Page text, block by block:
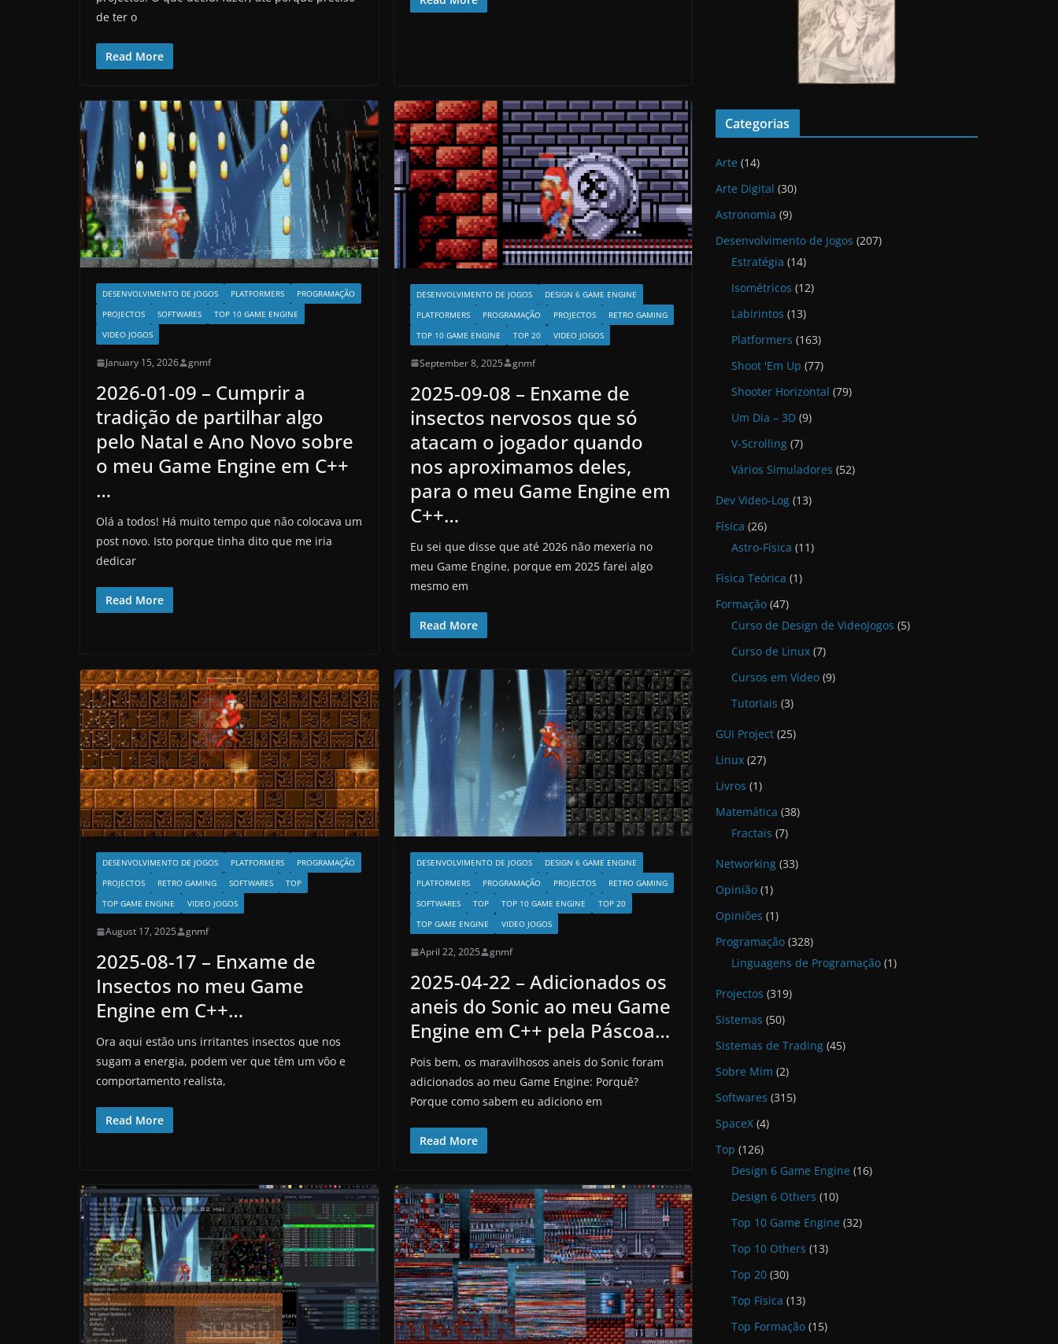
de ter o
Read More
DESENVOLVIMENTO DE JOGOS PLATFORMERS
PROGRAMAÇÃO
PROJECTOS
SOFTWARES
TOP 10 GAME ENGINE
VIDEO JOGOS
January 15, 2026 gnmf
2026-01-09 – Cumprir a
tradição de partilhar algo
pelo Natal e Ano Novo sobre
o meu Game Engine em C++
…
Olá a todos! Há muito tempo que não colocava um
post novo. Isto porque tinha dito que me iria
dedicar
Read More
DESENVOLVIMENTO DE JOGOS
DESIGN 6 GAME ENGINE
PLATFORMERS
PROGRAMAÇÃO PROJECTOS
RETRO GAMING
TOP 10 GAME ENGINE
TOP 20 VIDEO JOGOS
September 8, 2025 gnmf
2025-09-08 – Enxame de
insectos nervosos que só
atacam o jogador quando
nos aproximamos deles,
para o meu Game Engine em
C++…
Eu sei que disse que até 2026 não mexeria no
meu Game Engine, porque em 2025 farei algo
mesmo em
Read More
DESENVOLVIMENTO DE JOGOS PLATFORMERS
PROGRAMAÇÃO
PROJECTOS
RETRO GAMING SOFTWARES
TOP
TOP GAME ENGINE
VIDEO JOGOS
August 17, 2025 gnmf
2025-08-17 – Enxame de
Insectos no meu Game
Engine em C++…
Ora aqui estão uns irritantes insectos que nos
sugam a energia, podem ver que têm um vôo e
comportamento realista,
Read More
DESENVOLVIMENTO DE JOGOS
DESIGN 6 GAME ENGINE
PLATFORMERS
PROGRAMAÇÃO PROJECTOS
RETRO GAMING
SOFTWARES
TOP TOP 10 GAME ENGINE
TOP 20
TOP GAME ENGINE
VIDEO JOGOS
April 22, 2025 gnmf
2025-04-22 – Adicionados os
aneis do Sonic ao meu Game
Engine em C++ pela Páscoa…
Pois bem, os maravilhosos aneis do Sonic foram
adicionados ao meu Game Engine: Porquê?
Porque como sabem eu adiciono em
Read More
Categorias
Arte (14)
Arte Digital (30)
Astronomia (9)
Desenvolvimento de Jogos (207)
Estratégia (14)
Isométricos (12)
Labirintos (13)
Platformers (163)
Shoot 'Em Up (77)
Shooter Horizontal (79)
Um Dia – 3D (9)
V-Scrolling (7)
Vários Simuladores (52)
Dev Video-Log (13)
Física (26)
Astro-Física (11)
Física Teórica (1)
Formação (47)
Curso de Design de VideoJogos (5)
Curso de Linux (7)
Cursos em Vídeo (9)
Tutoriais (3)
GUI Project (25)
Linux (27)
Livros (1)
Matemática (38)
Fractais (7)
Networking (33)
Opinião (1)
Opiniões (1)
Programação (328)
Linguagens de Programação (1)
Projectos (319)
Sistemas (50)
Sistemas de Trading (45)
Sobre Mim (2)
Softwares (315)
SpaceX (4)
Top (126)
Design 6 Game Engine (16)
Design 6 Others (10)
Top 10 Game Engine (32)
Top 10 Others (13)
Top 20 (30)
Top Física (13)
Top Formação (15)